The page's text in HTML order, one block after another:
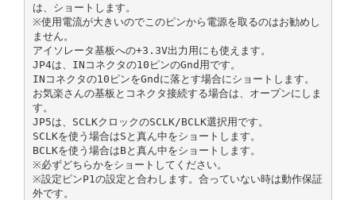
は、ショートします。
※使用電流が大きいのでこのピンから電源を取るのはお勧めし
ません。
アイソレータ基板への+3.3V出力用にも使えます。
JP4は、INコネクタの10ピンのGnd用です。
INコネクタの10ピンをGndに落とす場合にショートします。
お気楽さんの基板とコネクタ接続する場合は、オープンにしま
す。
JP5は、SCLKクロックのSCLK/BCLK選択用です。
SCLKを使う場合はSと真ん中をショートします。
BCLKを使う場合はBと真ん中をショートします。
※必ずどちらかをショートしてください。
※設定ピンP1の設定と合わします。合っていない時は動作保証
外です。